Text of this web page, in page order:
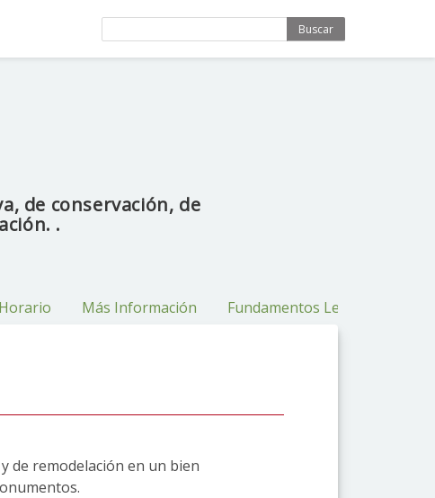
Buscar
de conservación, de
.
Más Información Fundamentos Legales
de remodelación en un bien